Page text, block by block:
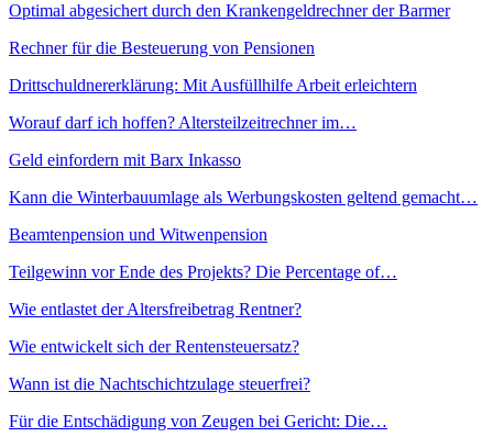
Optimal abgesichert durch den Krankengeldrechner der Barmer
Rechner für die Besteuerung von Pensionen
Drittschuldnererklärung: Mit Ausfüllhilfe Arbeit erleichtern
Worauf darf ich hoffen? Altersteilzeitrechner im…
Geld einfordern mit Barx Inkasso
Kann die Winterbauumlage als Werbungskosten geltend gemacht…
Beamtenpension und Witwenpension
Teilgewinn vor Ende des Projekts? Die Percentage of…
Wie entlastet der Altersfreibetrag Rentner?
Wie entwickelt sich der Rentensteuersatz?
Wann ist die Nachtschichtzulage steuerfrei?
Für die Entschädigung von Zeugen bei Gericht: Die…